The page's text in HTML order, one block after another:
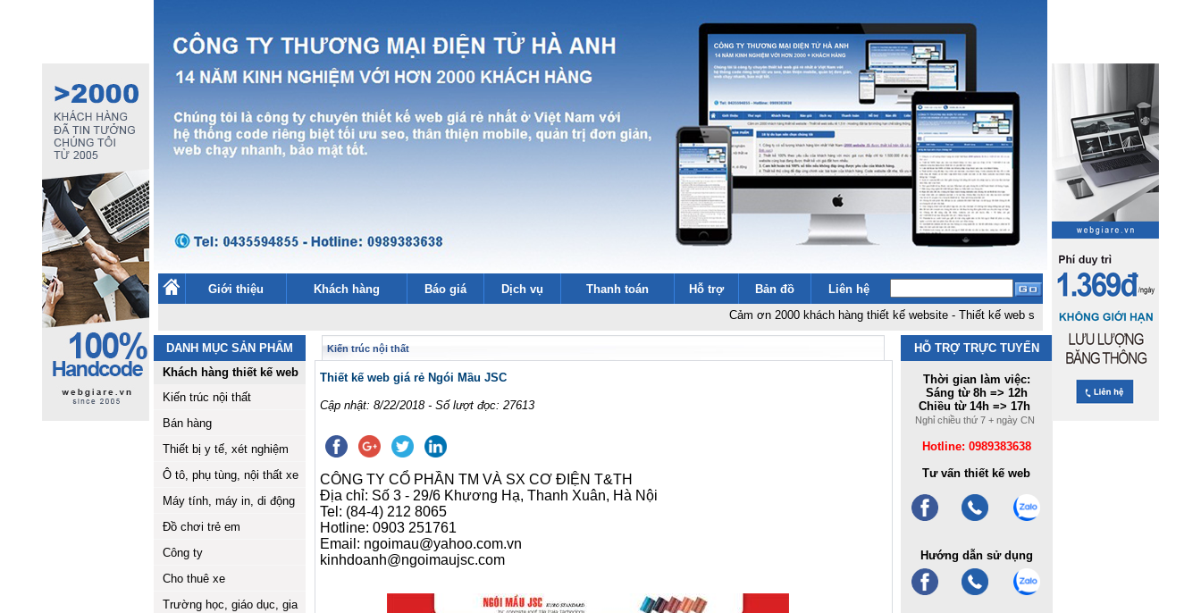
Giới thiệu Khách hàng Báo giá Dịch vụ Thanh toán Hỗ trợ Bản đồ
Liên hệ
Cảm ơn 2000 khách hàng thiết kế website-Thiết kế web siêu rẻ 1,5 tr -Hosting đặt tại fpt không
DANH MỤC SẢN PHẨM
Khách hàng thiết kế web
Kiến trúc nội thất
Bán hàng
Thiết bị y tế, xét nghiệm
Ô tô, phụ tùng, nội thất xe
Máy tính, máy in, di động
Đồ chơi trẻ em
Công ty
Cho thuê xe
Trường học, giáo dục, gia
Kiến trúc nội thất
Thiết kế web giá rẻ Ngói Mầu JSC
Cập nhật: 8/22/2018 - Số lượt đọc: 27613
CÔNG TY CỔ PHẦN TM VÀ SX CƠ ĐIỆN T&TH
Địa chỉ: Số 3 - 29/6 Khương Hạ, Thanh Xuân, Hà Nội
Tel: (84-4) 212 8065
Hotline: 0903 251761
Email: ngoimau@yahoo.com.vn
kinhdoanh@ngoimaujsc.com
HỖ TRỢ TRỰC TUYẾN
Thời gian làm việc:
Sáng từ 8h => 12h
Chiều từ 14h => 17h
Nghỉ chiều thứ 7 + ngày CN
Hotline: 0989383638
Tư vấn thiết kế web
Hướng dẫn sử dụng